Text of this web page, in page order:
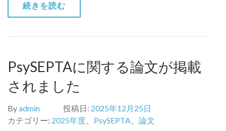
続きを読む
PsySEPTAに関する論文が掲載
されました
Byadmin 投稿日: 2025年12月25日
カテゴリー: 2025年度 PsySEPTA 論文